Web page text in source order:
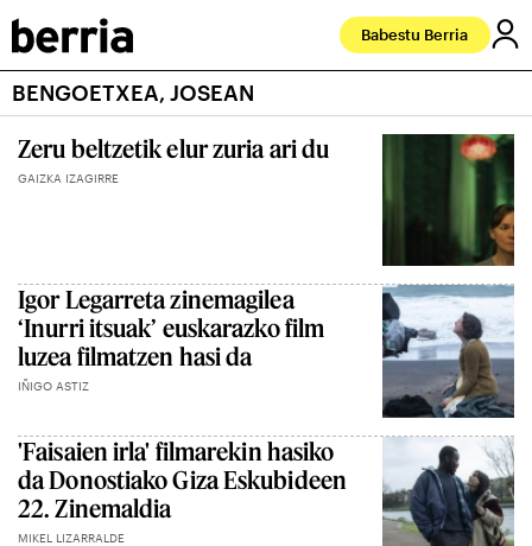
Babestu Berria
BENGOETXEA, JOSEAN
Zeru beltzetik elur zuria ari du
GAIZKA IZAGIRRE
Igor Legarreta zinemagilea
‘Inurri itsuak’ euskarazko film
luzea filmatzen hasi da
IÑIGO ASTIZ
'Faisaien irla' filmarekin hasiko
da Donostiako Giza Eskubideen
22. Zinemaldia
MIKEL LIZARRALDE